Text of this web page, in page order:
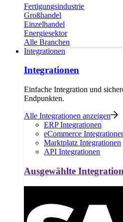
Fertigungsindustrie
Großhandel
Einzelhandel
Energiesektor
Alle Branchen
Integrationen
Integrationen
Einfache Integration und
Endpunkten.
Alle Integrationen anzeigen
ERP Integrationen
eCommerce
Marktplatz Integrationen
API Integrationen
Ausgewählte